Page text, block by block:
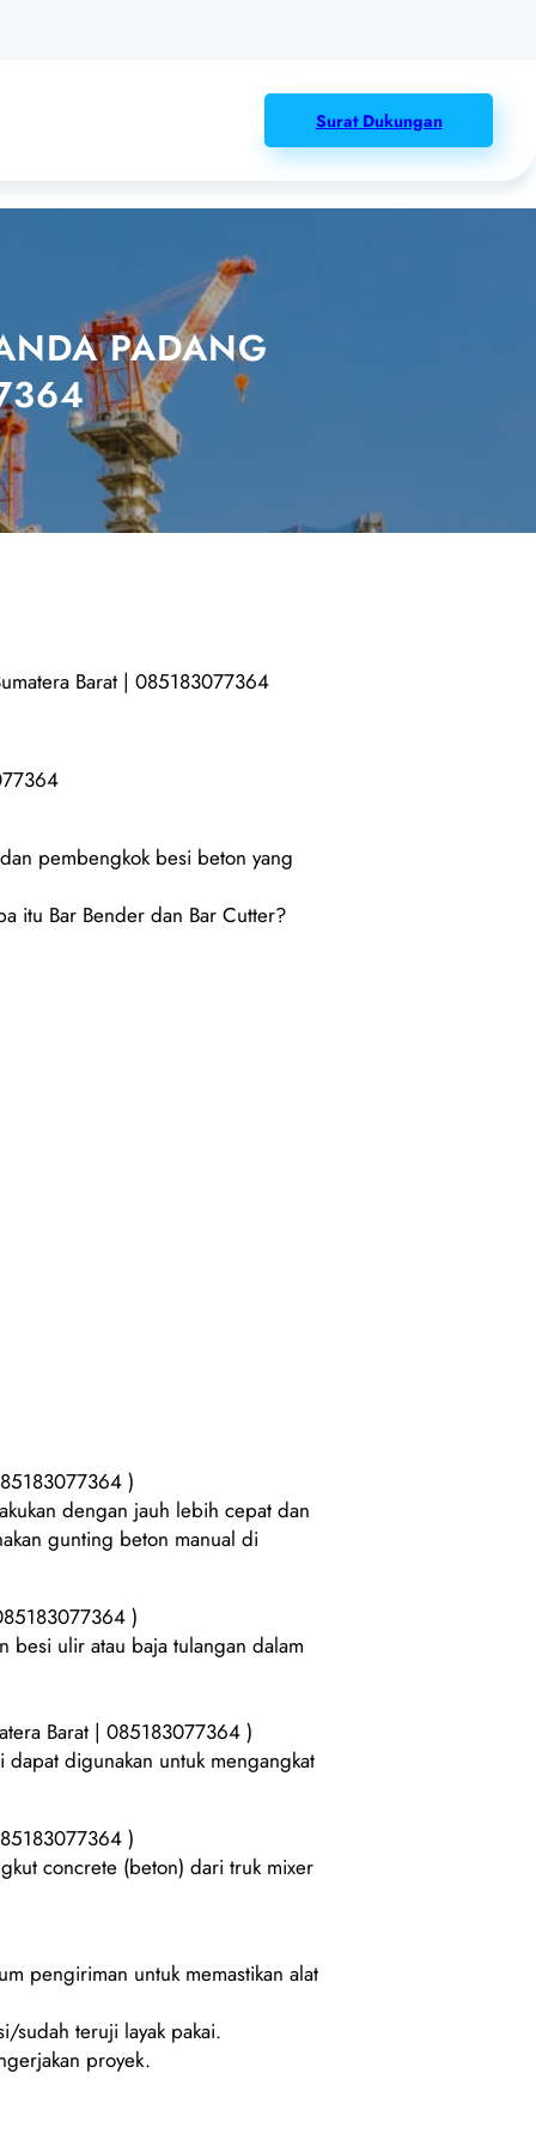
Surat Dukungan
PADANG
Barat | 085183077364
pembengkok besi beton yang
itu Bar Bender dan Bar Cutter?
)
dengan jauh lebih cepat dan
gunting beton manual di
)
besi ulir atau baja tulangan dalam
Barat | 085183077364 )
digunakan untuk mengangkat
)
concrete (beton) dari truk mixer
pengiriman untuk memastikan alat
sudah teruji layak pakai.
proyek.